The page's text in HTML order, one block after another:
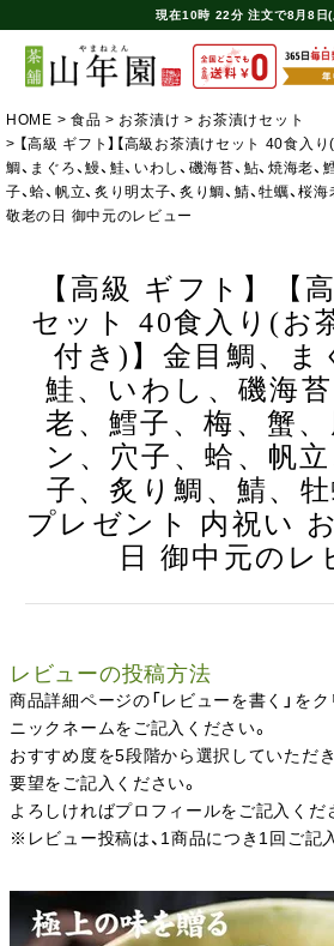
現在10時 22分 注文で8月8日
HOME 食品 お茶漬け
お茶漬けセット
【高級 ギフト】【高級お茶漬けセット 40食入
鯛、まぐろ、鰻、鮭、いわし、磯海苔、鮎、焼海老、
子、蛤、帆立、炙り明太子、炙り鯛、鯖、牡蠣、
敬老の日 御中元のレビュー
【高級 ギフト】【
セット 40食入り(お
付き)】金目鯛、ま
鮭、いわし、磯海
老、鱈子、梅、蟹
ン、穴子、蛤、帆
子、炙り鯛、鯖、
プレゼント 内祝い
日 御中元のレ
レビューの投稿方法
商品詳細ページの「レビューを書く」を
ニックネームをご記入ください。
おすすめ度を5段階から選択していただ
要望をご記入ください。
よろしければプロフィールをご記入くだ
※レビュー投稿は、1商品につき1回ご記